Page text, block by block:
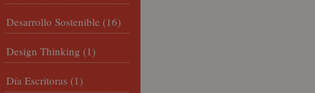
Desarrollo Sostenible (16)
Design Thinking (1)
Día Escritoras (1)